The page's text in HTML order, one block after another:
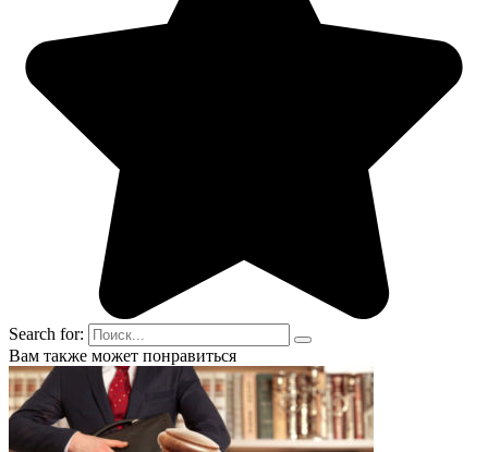
Search for:
Вам также может понравиться